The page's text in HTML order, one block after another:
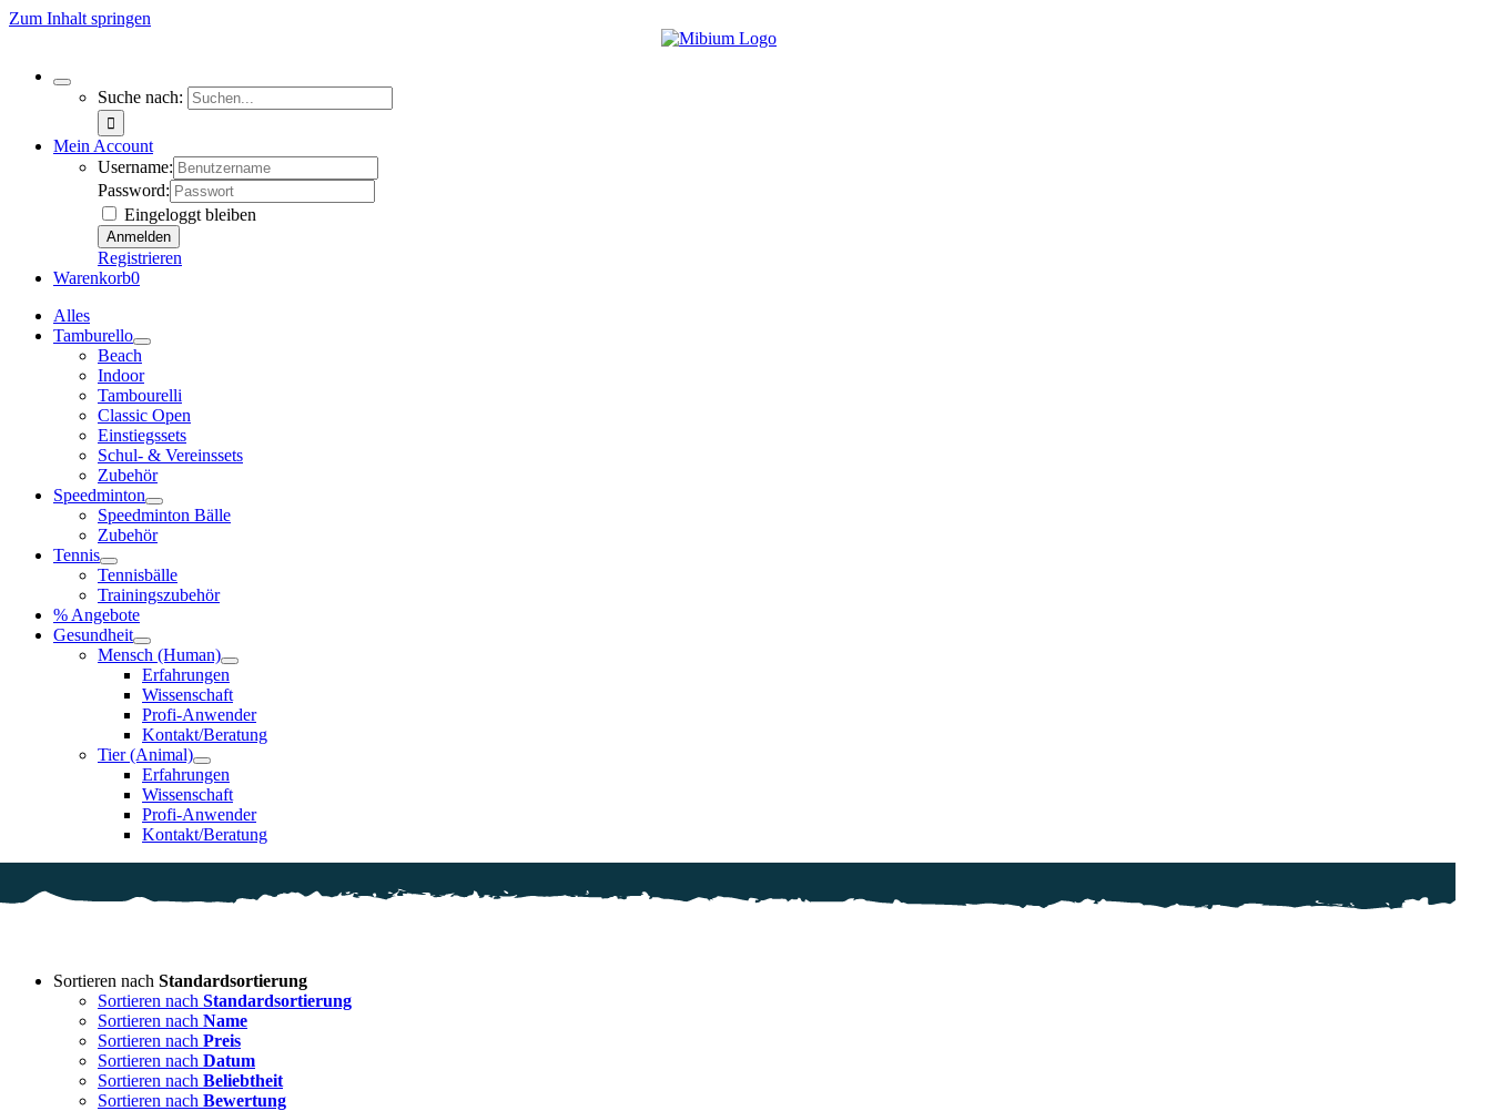
Zum Inhalt springen
Suche nach:
Mein Account
Username:
Password:
Eingeloggt bleiben
Registrieren
Warenkorb0
Alles
Tamburello
Beach
Indoor
Tambourelli
Classic Open
Einstiegssets
Schul- & Vereinssets
Zubehör
Speedminton
Speedminton Bälle
Zubehör
Tennis
Tennisbälle
Trainingszubehör
% Angebote
Gesundheit
Mensch (Human)
Erfahrungen
Wissenschaft
Profi-Anwender
Kontakt/Beratung
Tier (Animal)
Erfahrungen
Wissenschaft
Profi-Anwender
Kontakt/Beratung
Auf Lager
Zum Verkauf(0)
Sortieren nach Standardsortierung
Sortieren nach Standardsortierung
Sortieren nach Name
Sortieren nach Preis
Sortieren nach Datum
Sortieren nach Beliebtheit
Sortieren nach Bewertung